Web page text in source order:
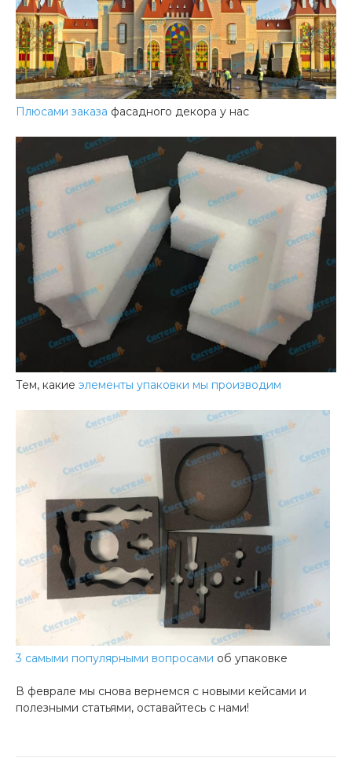
Плюсами заказа фасадного декора у нас
Тем, какие элементы упаковки мы производим
3 самыми популярными вопросами об упаковке
В феврале мы снова вернемся с новыми кейсами и
полезными статьями, оставайтесь с нами!